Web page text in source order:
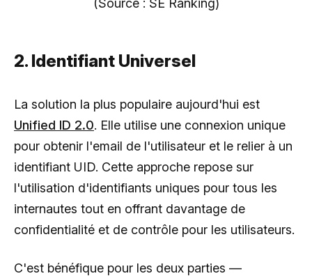
(Source : SE Ranking)
2. Identifiant Universel
La solution la plus populaire aujourd'hui est
Unified ID 2.0. Elle utilise une connexion unique
pour obtenir l'email de l'utilisateur et le relier à un
identifiant UID. Cette approche repose sur
l'utilisation d'identifiants uniques pour tous les
internautes tout en offrant davantage de
confidentialité et de contrôle pour les utilisateurs.
C'est bénéfique pour les deux parties —